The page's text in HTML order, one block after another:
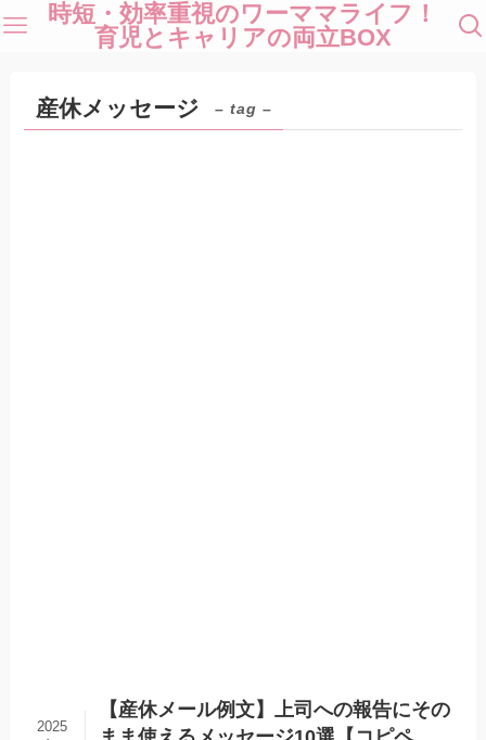
時短・効率重視のワーママライフ！
育児とキャリアの両立BOX
産休メッセージ – tag –
【産休メール例文】上司への報告にその
2025